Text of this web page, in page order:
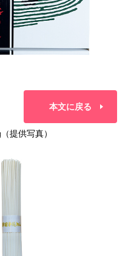
本文に戻る
提供写真）